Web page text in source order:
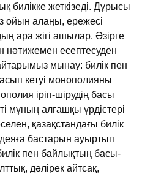
билiкке жеткiзедi. Дұрысы
ойын алаңы, ережесi
ара жiгi ашылар. Әзiрге
нәтижемен есептесуден
мынау: билiк пен
кетуi монополияны
iрiп-шiрудiң басы
мұның алғашқы үрдiстерi
қазақстандағы билiк
бастарын ауыртып
пен байлықтың басы-
дәлiрек айтсақ,